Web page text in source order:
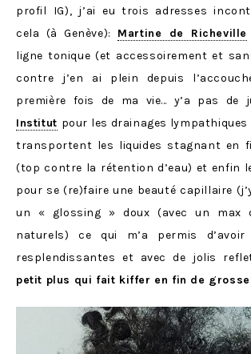
profil IG), j’ai eu trois adresses
cela (à Genève): Martine de Richeville
ligne tonique (et accessoirement et
contre j’en ai plein depuis
première fois de ma vie… y’a pas de
Institut pour les drainages
transportent les liquides stagnant en
(top contre la rétention d’eau) et enfin
pour se (re)faire une beauté capillaire
un « glossing » doux (avec un max
naturels) ce qui m’a permis
resplendissantes et avec de jolis
petit plus qui fait kiffer en fin de